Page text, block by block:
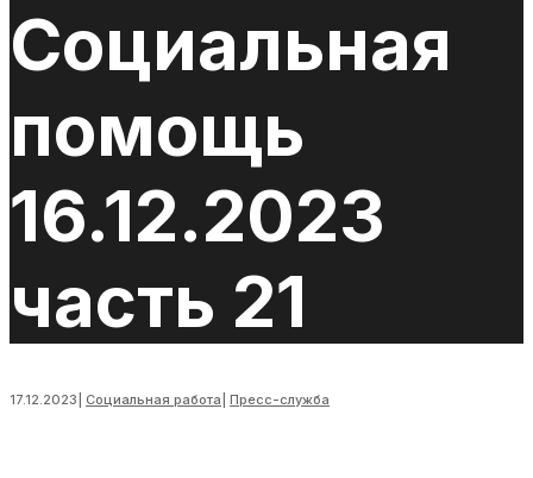
Социальная
помощь
16.12.2023
часть 21
17.12.2023 Социальная работа Пресс-служба